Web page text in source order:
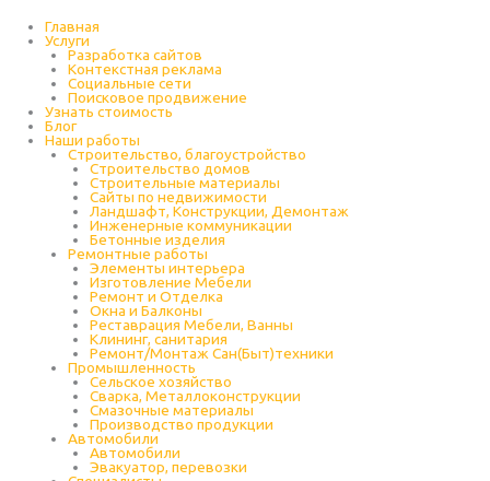
Главная
Услуги
Разработка сайтов
Контекстная реклама
Социальные сети
Поисковое продвижение
Узнать стоимость
Блог
Наши работы
Строительство, благоустройство
Строительство домов
Строительные материалы
Сайты по недвижимости
Ландшафт, Конструкции, Демонтаж
Инженерные коммуникации
Бетонные изделия
Ремонтные работы
Элементы интерьера
Изготовление Мебели
Ремонт и Отделка
Окна и Балконы
Реставрация Мебели, Ванны
Клининг, санитария
Ремонт/Монтаж Сан(Быт)техники
Промышленность
Cельское хозяйство
Сварка, Металлоконструкции
Cмазочные материалы
Производство продукции
Автомобили
Автомобили
Эвакуатор, перевозки